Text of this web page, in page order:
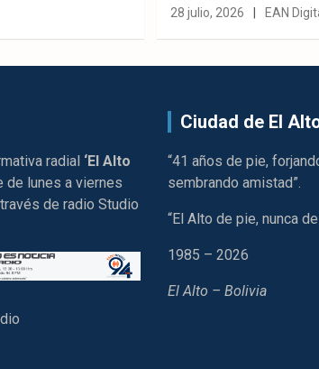
28 julio, 2026 EAN
radial ‘El Alto
de lunes a viernes
de radio Studio
Ciudad de El
“41 años de pie,
sembrando amistad”.
“El Alto de pie, nunca
1985 – 2026
El Alto – Bolivia